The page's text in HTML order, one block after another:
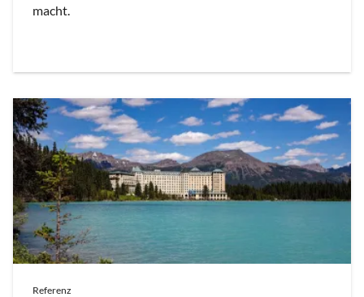
macht.
Referenz